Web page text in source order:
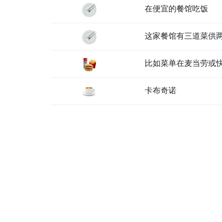
在便宜的餐馆吃饭
这家餐馆有三道菜供
比如菜单在麦当劳或
卡布奇诺